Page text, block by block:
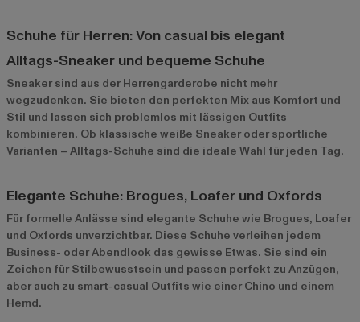
Schuhe für Herren: Von casual bis elegant
Alltags-Sneaker und bequeme Schuhe
Sneaker sind aus der Herrengarderobe nicht mehr
wegzudenken. Sie bieten den perfekten Mix aus Komfort und
Stil und lassen sich problemlos mit lässigen Outfits
kombinieren. Ob klassische weiße Sneaker oder sportliche
Varianten – Alltags-Schuhe sind die ideale Wahl für jeden Tag.
Elegante Schuhe: Brogues, Loafer und Oxfords
Für formelle Anlässe sind elegante Schuhe wie Brogues, Loafer
und Oxfords unverzichtbar. Diese Schuhe verleihen jedem
Business- oder Abendlook das gewisse Etwas. Sie sind ein
Zeichen für Stilbewusstsein und passen perfekt zu Anzügen,
aber auch zu smart-casual Outfits wie einer Chino und einem
Hemd.